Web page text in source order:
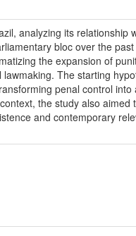
analyzing its relationship
bloc over the
the expansion of
The starting
penal control
the study also aimed
and contemporary